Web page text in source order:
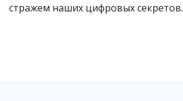
стражем наших цифровых секретов.